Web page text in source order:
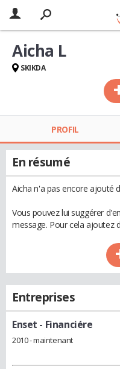
Aicha L
SKIKDA
PROFIL
En résumé
Aicha n'a pas encore ajouté
Vous pouvez lui suggérer
message. Pour cela ajoutez
Entreprises
Enset - Financiére
2010 - maintenant